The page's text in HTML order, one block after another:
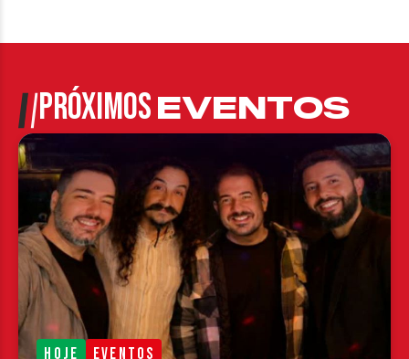
PRÓXIMOSEVENTOS
HOJE EVENTOS